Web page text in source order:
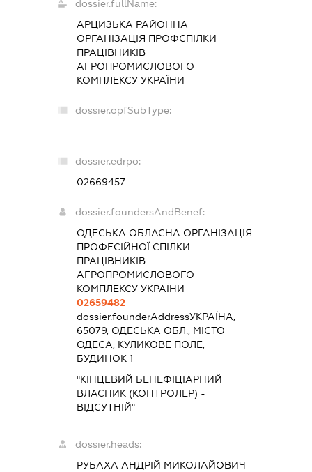
dossier.fullName:
АРЦИЗЬКА РАЙОННА
ОРГАНІЗАЦІЯ ПРОФСПІЛКИ
ПРАЦІВНИКІВ
АГРОПРОМИСЛОВОГО
КОМПЛЕКСУ УКРАЇНИ
dossier.opfSubType:
-
dossier.edrpo:
02669457
dossier.foundersAndBenef:
ОДЕСЬКА ОБЛАСНА ОРГАНІЗАЦІЯ
ПРОФЕСІЙНОЇ СПІЛКИ
ПРАЦІВНИКІВ
АГРОПРОМИСЛОВОГО
КОМПЛЕКСУ УКРАЇНИ
02659482
dossier.founderAddressУКРАЇНА,
65079, ОДЕСЬКА ОБЛ., МІСТО
ОДЕСА, КУЛИКОВЕ ПОЛЕ,
БУДИНОК 1
"КІНЦЕВИЙ БЕНЕФІЦІАРНИЙ
ВЛАСНИК (КОНТРОЛЕР) -
ВІДСУТНІЙ"
dossier.heads:
РУБАХА АНДРІЙ МИКОЛАЙОВИЧ -